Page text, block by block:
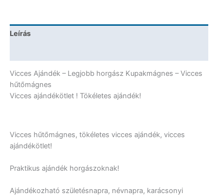
Ajándék
Leírás
Vicces Ajándék – Legjobb horgász Kupakmágnes – Vicces
hűtőmágnes
Vicces ajándékötlet ! Tökéletes ajándék!
Vicces hűtőmágnes, tökéletes vicces ajándék, vicces
ajándékötlet!
Praktikus ajándék horgászoknak!
Ajándékozható születésnapra, névnapra, karácsonyi